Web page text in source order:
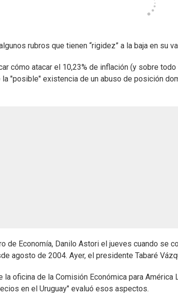
rubros que tienen “rigidez” a la baja en su
cómo atacar el 10,23% de inflación (y sobre
"posible" existencia de un abuso de posición
de Economía, Danilo Astori el jueves cuando se
agosto de 2004. Ayer, el presidente Tabaré
la oficina de la Comisión Económica para
en el Uruguay" evaluó esos aspectos.